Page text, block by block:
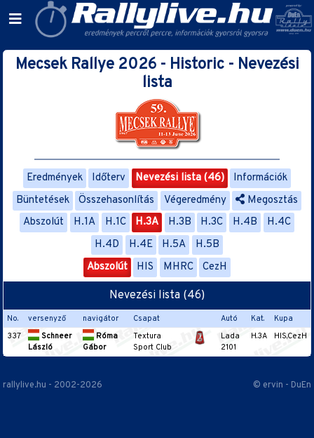
Mecsek Rallye 2026 - Historic - Nevezési
lista
Eredmények Időterv Nevezési lista (46)
Információk
Büntetések
Összehasonlítás Végeredmény
Megosztás
Abszolút
H.1A H.1C H.3A H.3B H.3C H.4B
H.4C
H.4D
H.4E H.5A
H.5B
Abszolút
HIS MHRC CezH
Nevezési lista (46)
No. versenyző navigátor Csapat Autó Kat.
Kupa
337
Schneer
László
Róma
Gábor
Textura
Sport Club
Lada
2101
H.3A HIS,CezH
rallylive.hu - 2002-2026 © ervin - DuEn